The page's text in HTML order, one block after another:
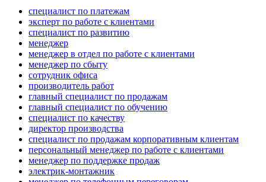
специалист по платежам
эксперт по работе с клиентами
специалист по развитию
менеджер
менеджер в отдел по работе с клиентами
менеджер по сбыту
сотрудник офиса
производитель работ
главный специалист по продажам
главный специалист по обучению
специалист по качеству
директор производства
специалист по продажам корпоративным клиентам
персональный менеджер по работе с клиентами
менеджер по поддержке продаж
электрик-монтажник